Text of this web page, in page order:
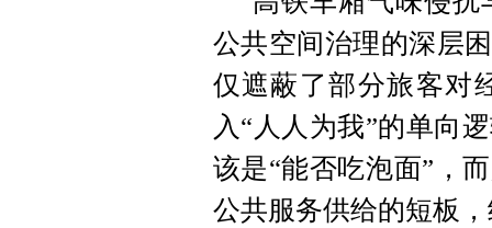
公共空间治理的深层
仅遮蔽了部分旅客对
入“人人为我”的单向
该是“能否吃泡面”，
公共服务供给的短板